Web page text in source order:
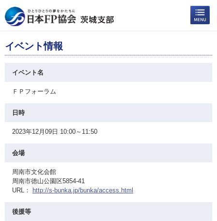
イベント情報
イベント名
ＦＰフォーラム
日時
2023年12月09日 10:00～11:50
会場
周南市文化会館
周南市徳山公園区5854-41
URL：
http://s-bunka.jp/bunka/access.html
後援等